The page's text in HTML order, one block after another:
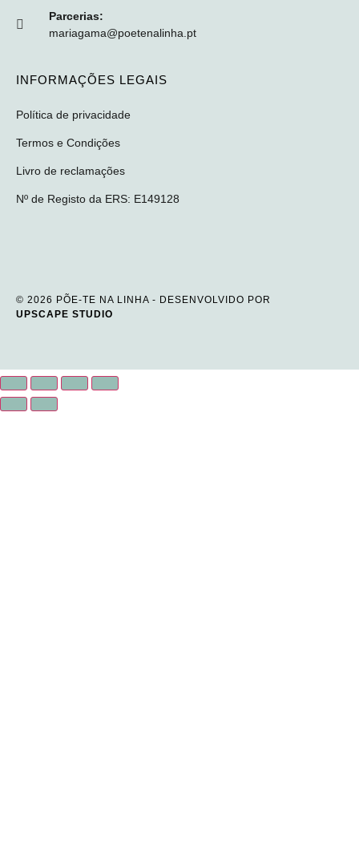
Parcerias:
mariagama@poetenalinha.pt
INFORMAÇÕES LEGAIS
Política de privacidade
Termos e Condições
Livro de reclamações
Nº de Registo da ERS: E149128
© 2026 PÕE-TE NA LINHA - DESENVOLVIDO POR
UPSCAPE STUDIO